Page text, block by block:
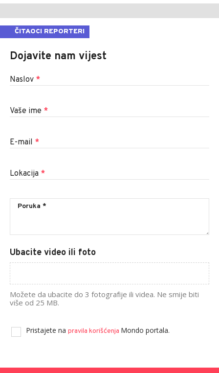
ČITAOCI REPORTERI
Dojavite nam vijest
Naslov *
Vaše ime *
E-mail *
Lokacija *
Ubacite video ili foto
Možete da ubacite do 3 fotografije ili videa. Ne smije biti
više od 25 MB.
Pristajete na pravila korišćenja Mondo portala.